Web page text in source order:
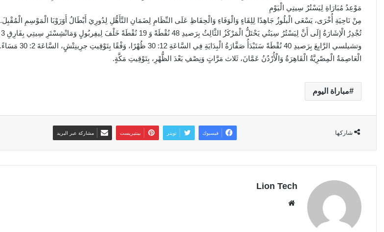
مَوْعِدُ مُبَارَاةِ لِيَسْتُرُ سِيتِي الْيَوْمِ
مِنْ نَاحِيَةِ أُخْرَى، يَسْعَى الْبلُوزُ جَاهِدًا لِلِقَاءٍ وَالْوَفَاءِ وَالْحِفَاظِ عَلَى النِّظَامِ لِضَمَانِ التَّأَهُّلِ لِدُورِيَ أَبْطَالُ أَوََرَوْبَا الْمَوْسِمِ الْمُقْبِلَ.
وتشيلسي الرَّابِعَ بِرَصيدِ 40 نُقْطَةً سَتَبْدَأُ صَفَّارَةُ الْبِدَايَةِ فِي السَّاعَةِ 12: 30 ظُهْرًا، وَفْقًا بِتَوْقِيتِ جرِينِتْشٍ، السَّاعَةَ 2: 30 مَسَاءً.
الْعَاصِمَةُ الْمِصْرِيَّةُ الْقَاهِرَةُ وَالْأُرْدُنُ عَمَّانَ، ثَلاث مَرَّاتٍ وَنِصْفِ بَعْدَ الظُّهْرِ، بِتَوْقِيتِ مَكَّةٍ.
مباراة اليوم
شاركها فيسبوك تويتر بينتيريست مشاركة عبر البريد
Lion Tech